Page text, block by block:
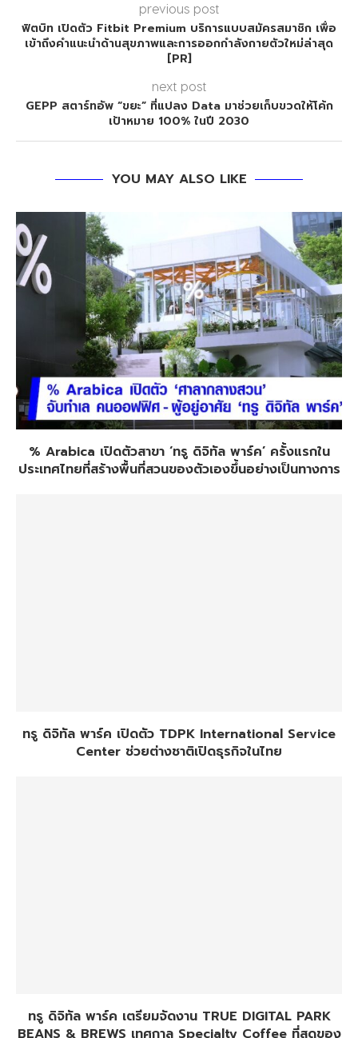
previous post
ฟิตบิท เปิดตัว Fitbit Premium บริการแบบสมัครสมาชิก เพื่อ
เข้าถึงคำแนะนำด้านสุขภาพและการออกกำลังกายตัวใหม่ล่าสุด
[PR]
next post
GEPP สตาร์ทอัพ “ขยะ” ที่แปลง Data มาช่วยเก็บขวดให้โค้ก
เป้าหมาย 100% ในปี 2030
YOU MAY ALSO LIKE
% Arabica เปิดตัวสาขา ‘ทรู ดิจิทัล พาร์ค’ ครั้งแรกใน
ประเทศไทยที่สร้างพื้นที่สวนของตัวเองขึ้นอย่างเป็นทางการ
ทรู ดิจิทัล พาร์ค เปิดตัว TDPK International Service
Center ช่วยต่างชาติเปิดธุรกิจในไทย
ทรู ดิจิทัล พาร์ค เตรียมจัดงาน TRUE DIGITAL PARK
BEANS & BREWS เทศกาล Specialty Coffee ที่สุดของ